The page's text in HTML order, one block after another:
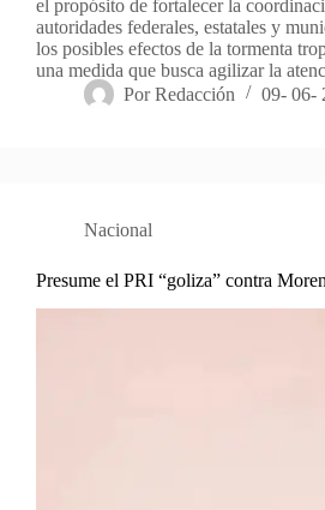
el propósito de fortalecer la
autoridades federales, estatales y
los posibles efectos de la tormenta
una medida que busca agilizar la
Por Redacción 09- 06-
Nacional
Presume el PRI “goliza” contra